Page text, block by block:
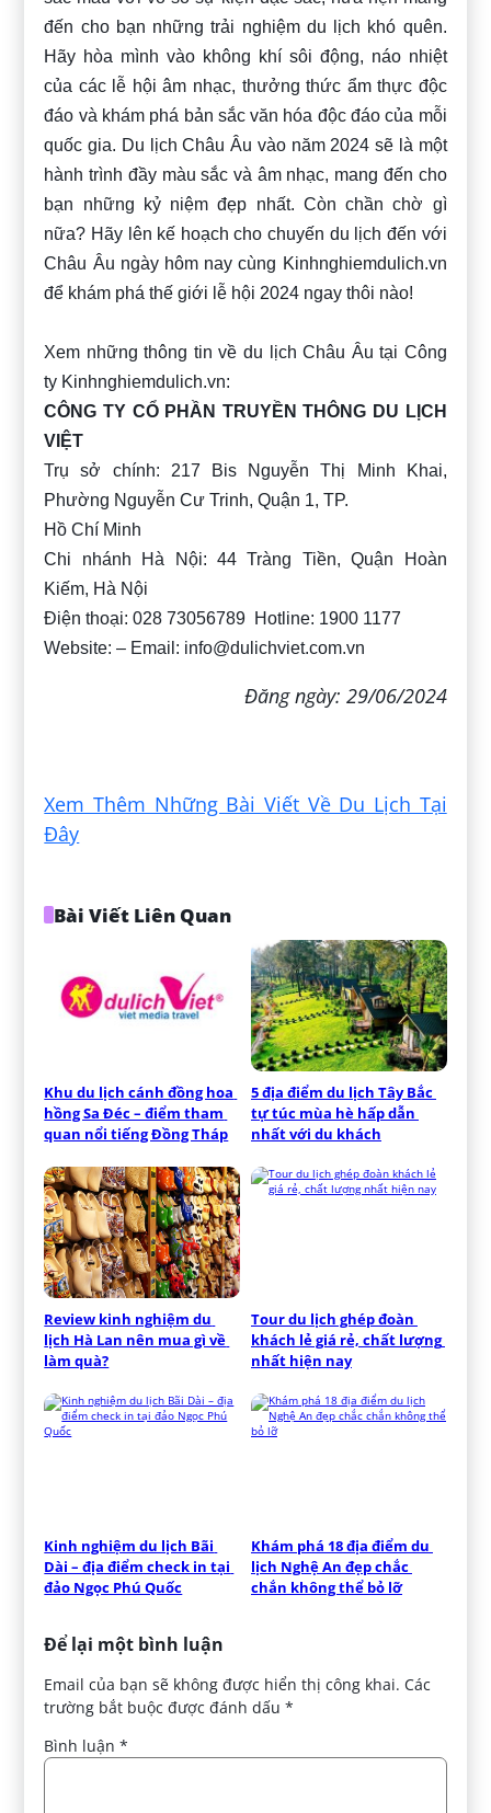
đến cho bạn những trải nghiệm du lịch khó quên.
Hãy hòa mình vào không khí sôi động, náo nhiệt
của các lễ hội âm nhạc, thưởng thức ẩm thực độc
đáo và khám phá bản sắc văn hóa độc đáo của mỗi
quốc gia. Du lịch Châu Âu vào năm 2024 sẽ là một
hành trình đầy màu sắc và âm nhạc, mang đến cho
bạn những kỷ niệm đẹp nhất. Còn chần chờ gì
nữa? Hãy lên kế hoạch cho chuyến du lịch đến với
Châu Âu ngày hôm nay cùng Kinhnghiemdulich.vn
để khám phá thế giới lễ hội 2024 ngay thôi nào!
Xem những thông tin về du lịch Châu Âu tại Công
ty Kinhnghiemdulich.vn:
CÔNG TY CỔ PHẦN TRUYỀN THÔNG DU LỊCH
VIỆT
Trụ sở chính: 217 Bis Nguyễn Thị Minh Khai,
Phường Nguyễn Cư Trinh, Quận 1, TP.
Hồ Chí Minh
Chi nhánh Hà Nội: 44 Tràng Tiền, Quận Hoàn
Kiếm, Hà Nội
Điện thoại: 028 73056789 Hotline: 1900 1177
Website: – Email: info@dulichviet.com.vn
Đăng ngày: 29/06/2024
Xem Thêm Những Bài Viết Về Du Lịch Tại
Đây
Bài Viết Liên Quan
Khu du lịch cánh đồng hoa
hồng Sa Đéc – điểm tham
quan nổi tiếng Đồng Tháp
5 địa điểm du lịch Tây Bắc
tự túc mùa hè hấp dẫn
nhất với du khách
Review kinh nghiệm du
lịch Hà Lan nên mua gì về
làm quà?
Tour du lịch ghép đoàn
khách lẻ giá rẻ, chất lượng
nhất hiện nay
Kinh nghiệm du lịch Bãi
Dài – địa điểm check in tại
đảo Ngọc Phú Quốc
Khám phá 18 địa điểm du
lịch Nghệ An đẹp chắc
chắn không thể bỏ lỡ
Để lại một bình luận
Email của bạn sẽ không được hiển thị công khai. Các
trường bắt buộc được đánh dấu*
Bình luận*